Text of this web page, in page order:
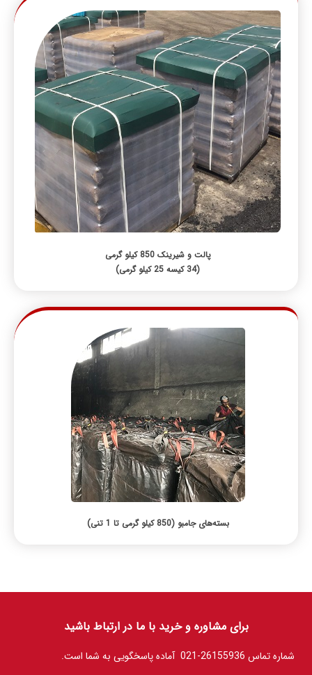
پالت و شیرینک 850 کیلو گرمی
(34 کیسه 25 کیلو گرمی)
بسته‌های جامبو (850 کیلو گرمی تا 1 تنی)
برای مشاوره و خرید با ما در ارتباط باشید
شماره تماس 26155936-021 آماده پاسخگویی به شما است.